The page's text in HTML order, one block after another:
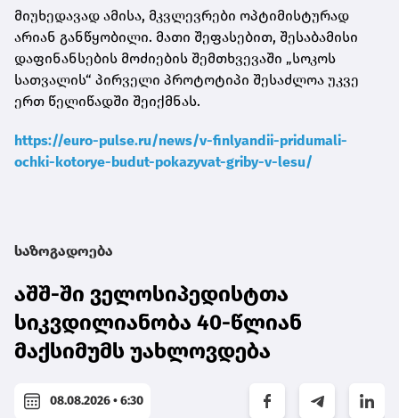
მიუხედავად ამისა, მკვლევრები ოპტიმისტურად
არიან განწყობილი. მათი შეფასებით, შესაბამისი
დაფინანსების მოძიების შემთხვევაში „სოკოს
სათვალის“ პირველი პროტოტიპი შესაძლოა უკვე
ერთ წელიწადში შეიქმნას.
https://euro-pulse.ru/news/v-finlyandii-pridumali-
ochki-kotorye-budut-pokazyvat-griby-v-lesu/
საზოგადოება
აშშ-ში ველოსიპედისტთა
სიკვდილიანობა 40-წლიან
მაქსიმუმს უახლოვდება
08.08.2026 • 6:30